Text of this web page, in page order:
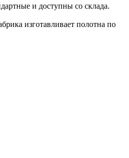
и доступны со склада.
изготавливает полотна по